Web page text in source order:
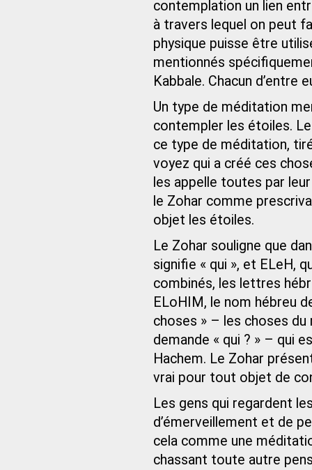
contemplation un lien
à travers lequel on peut
physique puisse être
mentionnés
Kabbale. Chacun d’entre
Un type de méditation
contempler les étoiles.
ce type de méditation,
voyez qui a créé ces
les appelle toutes par
le Zohar comme
objet les étoiles.
Le Zohar souligne que
signifie « qui », et ELeH,
combinés, les lettres
ELoHIM, le nom hébreu
choses » – les choses du
demande « qui ? » – qui
Hachem. Le Zohar
vrai pour tout objet de
Les gens qui regardent
d’émerveillement et de
cela comme une
chassant toute autre